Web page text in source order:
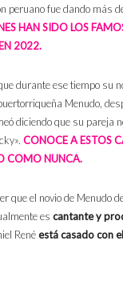
peruano fue dando más
HAN SIDO LOS
2022.
durante ese tiempo su
Menudo,
diciendo que su pareja
CONOCE A ESTOS
COMO NUNCA.
que el novio de Menudo
es cantante y
Renéestá casado con